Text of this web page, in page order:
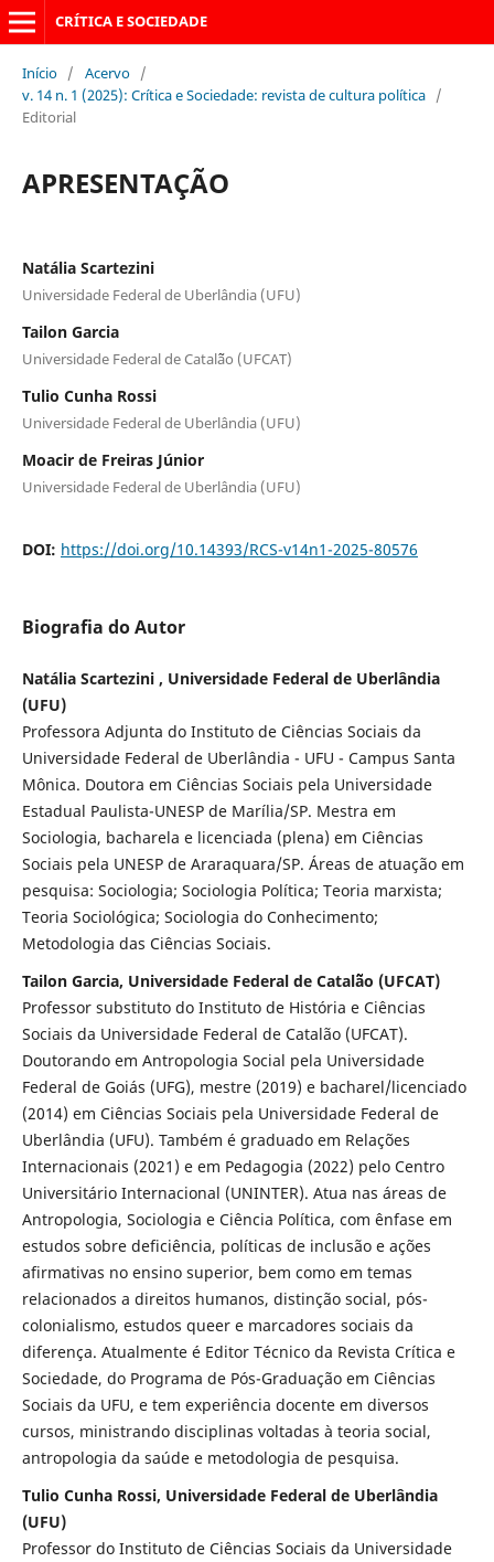
CRÍTICA E SOCIEDADE
Início / Acervo /
v. 14 n. 1 (2025): Crítica e Sociedade: revista de cultura política /
Editorial
APRESENTAÇÃO
Natália Scartezini
Universidade Federal de Uberlândia (UFU)
Tailon Garcia
Universidade Federal de Catal˜ão (UFCAT)
Tulio Cunha Rossi
Universidade Federal de Uberlândia (UFU)
Moacir de Freiras Júnior
Universidade Federal de Uberlândia (UFU)
DOI: https://doi.org/10.14393/RCS-v14n1-2025-80576
Biografia do Autor
Natália Scartezini , Universidade Federal de Uberlândia
(UFU)
Professora Adjunta do Instituto de Ciências Sociais da
Universidade Federal de Uberlândia - UFU - Campus Santa
Mônica. Doutora em Ciências Sociais pela Universidade
Estadual Paulista-UNESP de Marília/SP. Mestra em
Sociologia, bacharela e licenciada (plena) em Ciências
Sociais pela UNESP de Araraquara/SP. Áreas de atuação em
pesquisa: Sociologia; Sociologia Política; Teoria marxista;
Teoria Sociológica; Sociologia do Conhecimento;
Metodologia das Ciências Sociais.
Tailon Garcia, Universidade Federal de Catal˜ão (UFCAT)
Professor substituto do Instituto de História e Ciências
Sociais da Universidade Federal de Catalão (UFCAT).
Doutorando em Antropologia Social pela Universidade
Federal de Goiás (UFG), mestre (2019) e bacharel/licenciado
(2014) em Ciências Sociais pela Universidade Federal de
Uberlândia (UFU). Também é graduado em Relações
Internacionais (2021) e em Pedagogia (2022) pelo Centro
Universitário Internacional (UNINTER). Atua nas áreas de
Antropologia, Sociologia e Ciência Política, com ênfase em
estudos sobre deficiência, políticas de inclusão e ações
afirmativas no ensino superior, bem como em temas
relacionados a direitos humanos, distinção social, pós-
colonialismo, estudos queer e marcadores sociais da
diferença. Atualmente é Editor Técnico da Revista Crítica e
Sociedade, do Programa de Pós-Graduação em Ciências
Sociais da UFU, e tem experiência docente em diversos
cursos, ministrando disciplinas voltadas à teoria social,
antropologia da saúde e metodologia de pesquisa.
Tulio Cunha Rossi, Universidade Federal de Uberlândia
(UFU)
Professor do Instituto de Ciências Sociais da Universidade